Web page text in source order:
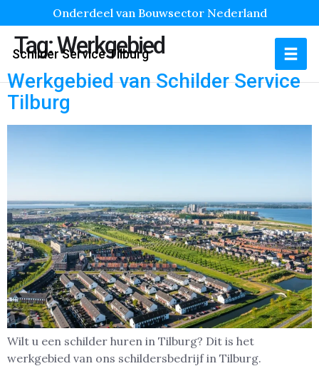
Onderdeel van Bouwsector Nederland
Schilder Service Tilburg
Tag:Werkgebied
Werkgebied van Schilder Service
Tilburg
Wilt u een schilder huren in Tilburg? Dit is het
werkgebied van ons schildersbedrijf in Tilburg.